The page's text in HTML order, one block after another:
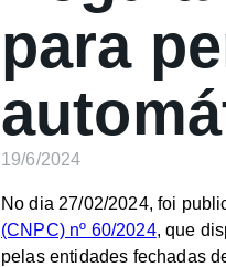
para
19/6/2024
No dia 27/02/2024, foi
(CNPC) nº 60/2024, que
pelas entidades fechadas